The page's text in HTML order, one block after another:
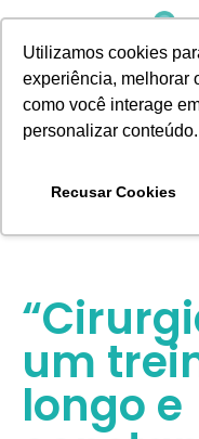
Utilizamos cookies
experiência, melhorar
como você interage
personalizar conteúdo.
Recusar Cookies
um
longo e